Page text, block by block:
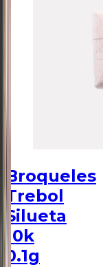
Broqueles
Trebol
Silueta
10k
0.1g